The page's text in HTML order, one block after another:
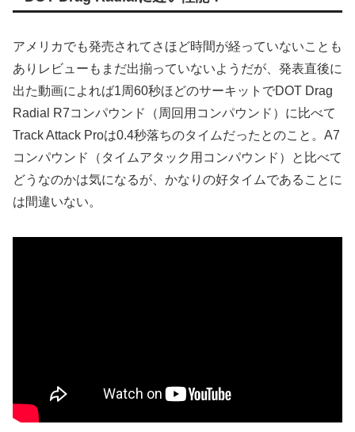
アメリカでも発売されてさほど時間が経っていないことも
ありレビューもまだ出揃っていないようだが、発表直後に
出た動画によれば1周60秒ほどのサーキットでDOT Drag
Radial R7コンパウンド（周回用コンパウンド）に比べて
Track Attack Proは0.4秒落ちのタイムだったとのこと。A7
コンパウンド（タイムアタック用コンパウンド）と比べて
どうなのかは気になるが、かなりの好タイムであることに
は間違いない。